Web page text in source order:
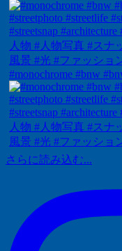
#monochrome #bnw
さらに読み込む...